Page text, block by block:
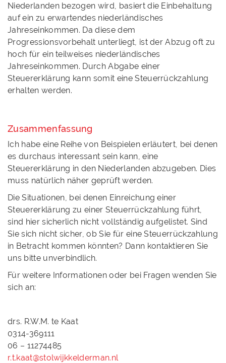
Niederlanden bezogen wird, basiert die Einbehaltung
auf ein zu erwartendes niederländisches
Jahreseinkommen. Da diese dem
Progressionsvorbehalt unterliegt, ist der Abzug oft zu
hoch für ein teilweises niederländisches
Jahreseinkommen. Durch Abgabe einer
Steuererklärung kann somit eine Steuerrückzahlung
erhalten werden.
Zusammenfassung
Ich habe eine Reihe von Beispielen erläutert, bei denen
es durchaus interessant sein kann, eine
Steuererklärung in den Niederlanden abzugeben. Dies
muss natürlich näher geprüft werden.
Die Situationen, bei denen Einreichung einer
Steuererklärung zu einer Steuerrückzahlung führt,
sind hier sicherlich nicht vollständig aufgelistet. Sind
Sie sich nicht sicher, ob Sie für eine Steuerrückzahlung
in Betracht kommen könnten? Dann kontaktieren Sie
uns bitte unverbindlich.
Für weitere Informationen oder bei Fragen wenden Sie
sich an:
drs. R.W.M. te Kaat
0314-369111
06 – 11274485
r.t.kaat@stolwijkkelderman.nl